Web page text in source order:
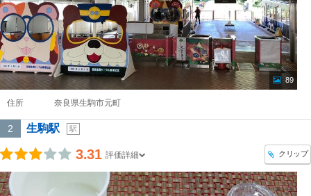
89
住所 奈良県生駒市元町
2 生駒駅 駅
3.31 評価詳細 クリップ